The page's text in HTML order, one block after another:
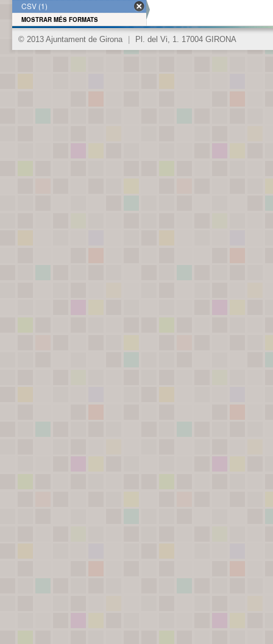
CSV (1)
MOSTRAR MÉS FORMATS
© 2013 Ajuntament de Girona Pl. del Vi, 1. 17004 GIRONA